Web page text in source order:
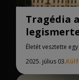
Tragédia
Életét vesztette
2025. július 03.